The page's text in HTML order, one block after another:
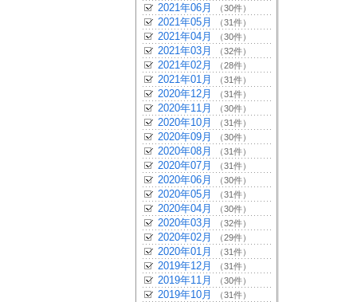
2021年06月 （30件）
2021年05月 （31件）
2021年04月 （30件）
2021年03月 （32件）
2021年02月 （28件）
2021年01月 （31件）
2020年12月 （31件）
2020年11月 （30件）
2020年10月 （31件）
2020年09月 （30件）
2020年08月 （31件）
2020年07月 （31件）
2020年06月 （30件）
2020年05月 （31件）
2020年04月 （30件）
2020年03月 （32件）
2020年02月 （29件）
2020年01月 （31件）
2019年12月 （31件）
2019年11月 （30件）
2019年10月 （31件）